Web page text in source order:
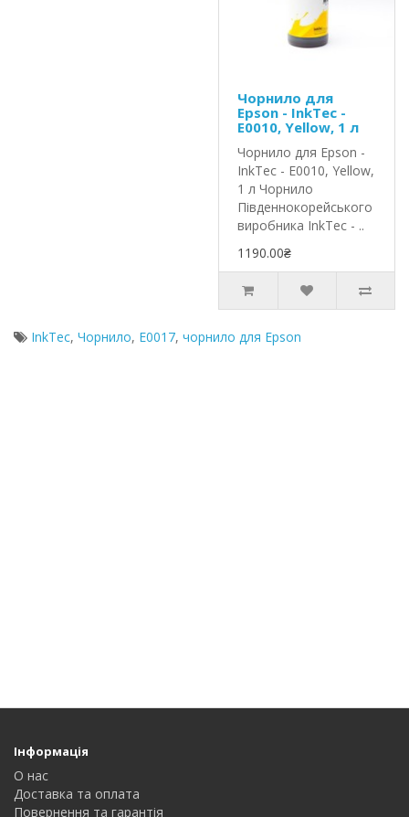
Чорнило для
Epson - InkTec -
E0010, Yellow, 1 л
Чорнило для Epson -
InkTec - E0010, Yellow,
1 л Чорнило
Південнокорейського
виробника InkTec - ..
1190.00₴
InkTec, Чорнило, E0017, чорнило для Epson
Інформація
О нас
Доставка та оплата
Повернення та гарантія